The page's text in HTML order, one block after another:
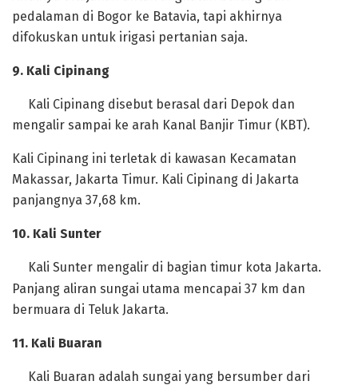
pedalaman di Bogor ke Batavia, tapi akhirnya
difokuskan untuk irigasi pertanian saja.
‎9. Kali Cipinang
‎Kali Cipinang disebut berasal dari Depok dan
mengalir sampai ke arah Kanal Banjir Timur (KBT).
Kali Cipinang ini terletak di kawasan Kecamatan
Makassar, Jakarta Timur. Kali Cipinang di Jakarta
panjangnya 37,68 km.
‎10. Kali Sunter
‎Kali Sunter mengalir di bagian timur kota Jakarta.
Panjang aliran sungai utama mencapai 37 km dan
bermuara di Teluk Jakarta.
‎11. Kali Buaran
‎Kali Buaran adalah sungai yang bersumber dari